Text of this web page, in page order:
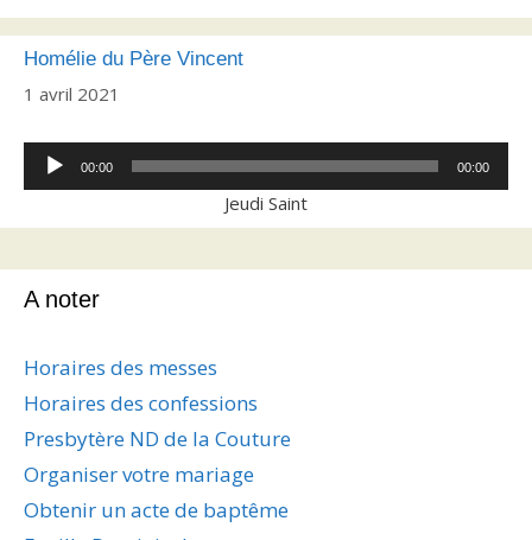
Homélie du Père Vincent
1 avril 2021
Lecteur
audio
00:00 00:00
Jeudi Saint
A noter
Horaires des messes
Horaires des confessions
Presbytère ND de la Couture
Organiser votre mariage
Obtenir un acte de baptême